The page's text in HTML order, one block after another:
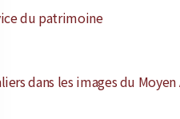
du patrimoine
dans les images du Moyen